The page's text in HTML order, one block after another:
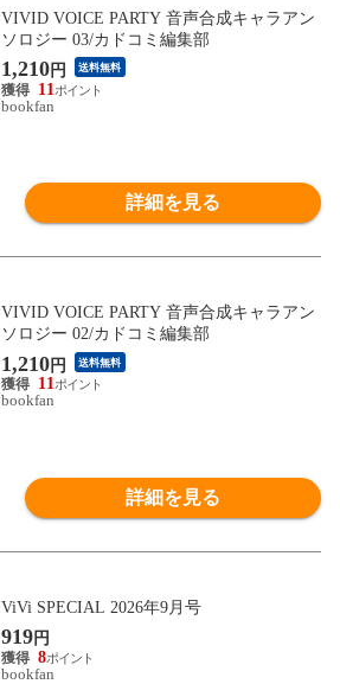
VIVID VOICE PARTY 音声合成キャラアン
ソロジー 03/カドコミ編集部
1,210円 送料無料
11
bookfan
詳細を見る
VIVID VOICE PARTY 音声合成キャラアン
ソロジー 02/カドコミ編集部
1,210円 送料無料
11
bookfan
詳細を見る
ViVi SPECIAL 2026年9月号
919円
8
bookfan